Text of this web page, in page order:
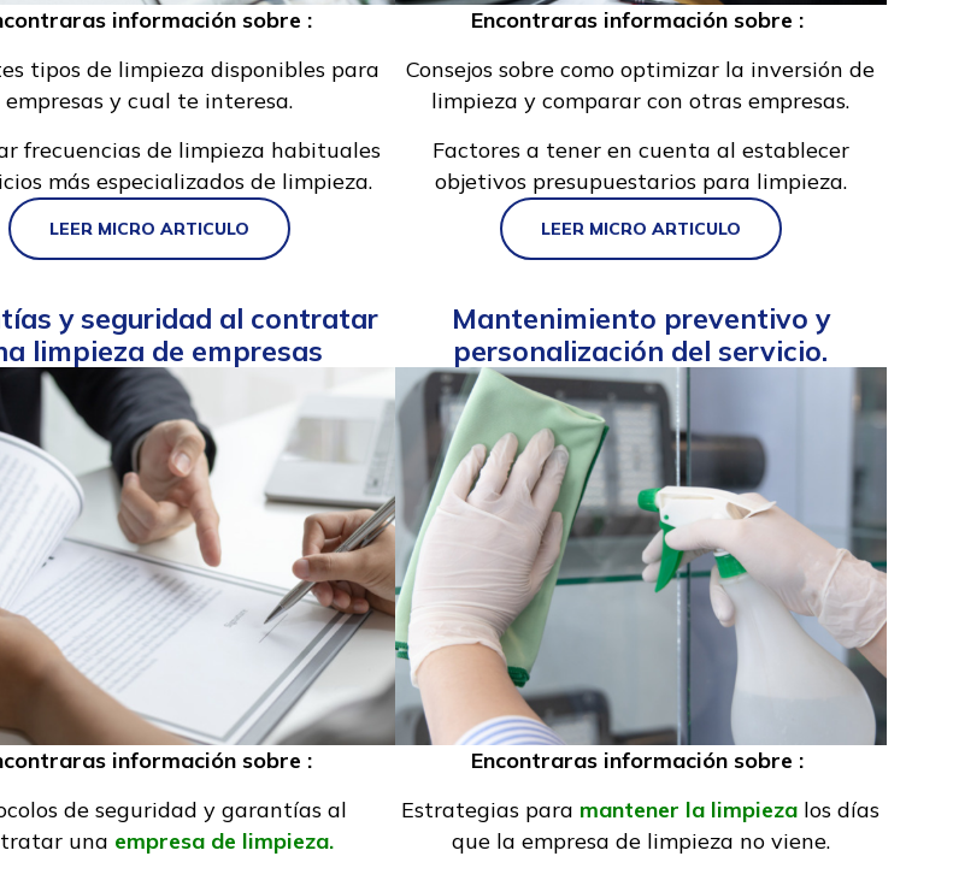
información sobre :
tipos de limpieza disponibles para
empresas y cual te interesa.
frecuencias de limpieza habituales
más especializados de limpieza.
LEER MICRO ARTICULO
y seguridad al contratar
limpieza de empresas
información sobre :
de seguridad y garantías al
una empresa de limpieza.
Encontraras información sobre :
Consejos sobre como optimizar la inversión de
limpieza y comparar con otras empresas.
Factores a tener en cuenta al establecer
objetivos presupuestarios para limpieza.
LEER MICRO ARTICULO
Mantenimiento preventivo y
personalización del servicio.
Encontraras información sobre :
Estrategias para mantener la limpieza los días
que la empresa de limpieza no viene.